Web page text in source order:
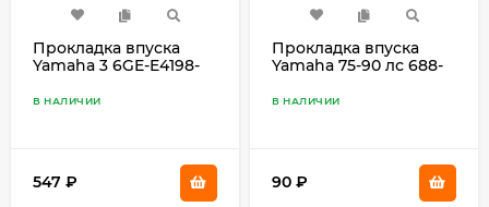
Прокладка впуска
Yamaha 3 6GE-E4198-
В НАЛИЧИИ
547 ₽
Прокладка впуска
Yamaha 75-90 лс 688-
В НАЛИЧИИ
90 ₽